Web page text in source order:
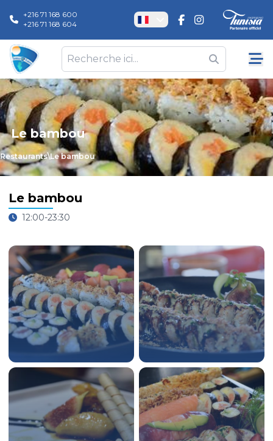
+216 71 168 600
+216 71 168 604
Le bambou
Restaurants\Le bambou
Le bambou
12:00-23:30